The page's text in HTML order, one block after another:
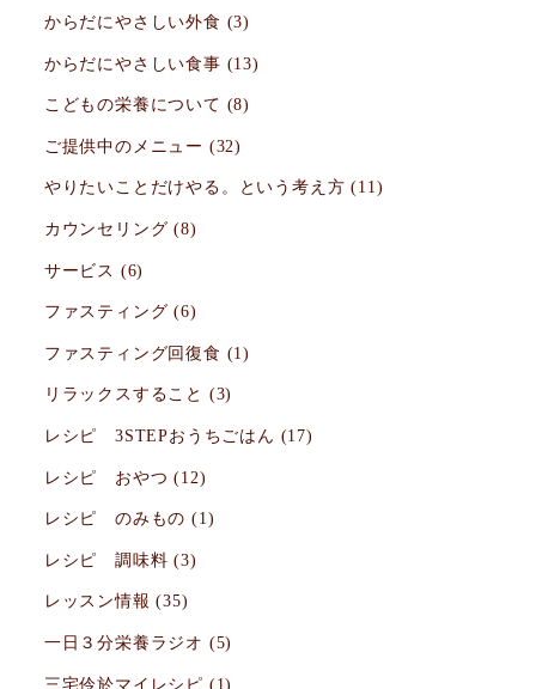
からだにやさしい外食 (3)
からだにやさしい食事 (13)
こどもの栄養について (8)
ご提供中のメニュー (32)
やりたいことだけやる。という考え方 (11)
カウンセリング (8)
サービス (6)
ファスティング (6)
ファスティング回復食 (1)
リラックスすること (3)
レシピ 3STEPおうちごはん (17)
レシピ おやつ (12)
レシピ のみもの (1)
レシピ 調味料 (3)
レッスン情報 (35)
一日３分栄養ラジオ (5)
三宅伶於マイレシピ (1)